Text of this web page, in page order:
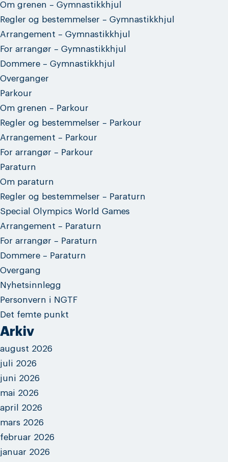
Om grenen – Gymnastikkhjul
Regler og bestemmelser – Gymnastikkhjul
Arrangement – Gymnastikkhjul
For arrangør – Gymnastikkhjul
Dommere – Gymnastikkhjul
Overganger
Parkour
Om grenen – Parkour
Regler og bestemmelser – Parkour
Arrangement – Parkour
For arrangør – Parkour
Paraturn
Om paraturn
Regler og bestemmelser – Paraturn
Special Olympics World Games
Arrangement – Paraturn
For arrangør – Paraturn
Dommere – Paraturn
Overgang
Nyhetsinnlegg
Personvern i NGTF
Det femte punkt
Arkiv
august 2026
juli 2026
juni 2026
mai 2026
april 2026
mars 2026
februar 2026
januar 2026